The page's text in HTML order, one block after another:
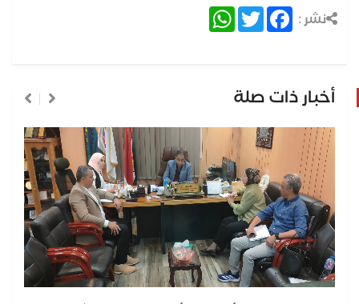
نشر : Facebook
Twitter
WhatsApp
أخبار ذات صلة